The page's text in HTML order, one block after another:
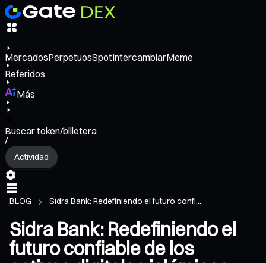
MercadosPerpetuosSpotIntercambiarMeme
Referidos
Más
Buscar token/billetera
/
Actividad
BLOG Sidra Bank: Redefiniendo el futuro confi...
Sidra Bank: Redefiniendo el
futuro confiable de los